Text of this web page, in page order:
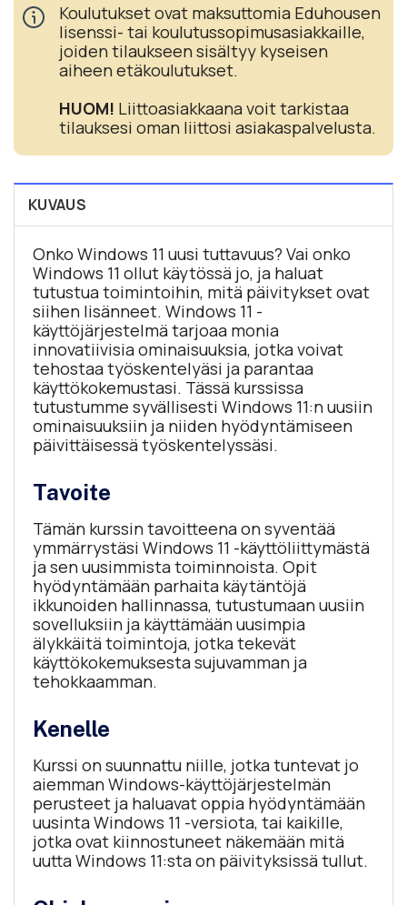
Koulutukset ovat maksuttomia Eduhousen
lisenssi- tai koulutussopimusasiakkaille,
joiden tilaukseen sisältyy kyseisen
aiheen etäkoulutukset.
HUOM! Liittoasiakkaana voit tarkistaa
tilauksesi oman liittosi asiakaspalvelusta.
KUVAUS
Onko Windows 11 uusi tuttavuus? Vai onko
Windows 11 ollut käytössä jo, ja haluat
tutustua toimintoihin, mitä päivitykset ovat
siihen lisänneet. Windows 11 -
käyttöjärjestelmä tarjoaa monia
innovatiivisia ominaisuuksia, jotka voivat
tehostaa työskentelyäsi ja parantaa
käyttökokemustasi. Tässä kurssissa
tutustumme syvällisesti Windows 11:n uusiin
ominaisuuksiin ja niiden hyödyntämiseen
päivittäisessä työskentelyssäsi.
Tavoite
Tämän kurssin tavoitteena on syventää
ymmärrystäsi Windows 11 -käyttöliittymästä
ja sen uusimmista toiminnoista. Opit
hyödyntämään parhaita käytäntöjä
ikkunoiden hallinnassa, tutustumaan uusiin
sovelluksiin ja käyttämään uusimpia
älykkäitä toimintoja, jotka tekevät
käyttökokemuksesta sujuvamman ja
tehokkaamman.
Kenelle
Kurssi on suunnattu niille, jotka tuntevat jo
aiemman Windows-käyttöjärjestelmän
perusteet ja haluavat oppia hyödyntämään
uusinta Windows 11 -versiota, tai kaikille,
jotka ovat kiinnostuneet näkemään mitä
uutta Windows 11:sta on päivityksissä tullut.